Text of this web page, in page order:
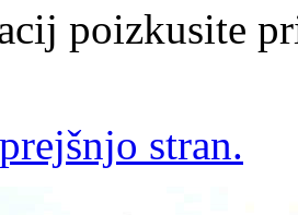
poizkusite
prejšnjo stran.